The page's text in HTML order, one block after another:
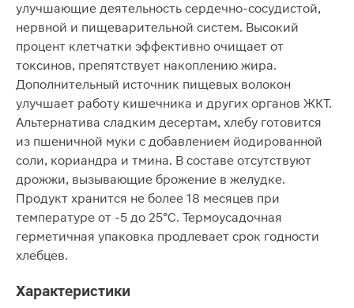
улучшающие деятельность сердечно-сосудистой,
нервной и пищеварительной систем. Высокий
процент клетчатки эффективно очищает от
токсинов, препятствует накоплению жира.
Дополнительный источник пищевых волокон
улучшает работу кишечника и других органов ЖКТ.
Альтернатива сладким десертам, хлебу готовится
из пшеничной муки с добавлением йодированной
соли, кориандра и тмина. В составе отсутствуют
дрожжи, вызывающие брожение в желудке.
Продукт хранится не более 18 месяцев при
температуре от -5 до 25°С. Термоусадочная
герметичная упаковка продлевает срок годности
хлебцев.
Характеристики